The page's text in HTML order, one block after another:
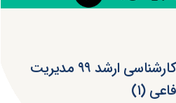
دانلود سوالات کنکور کارشناسی ارشد ۹۹ مدیریت
(۱)